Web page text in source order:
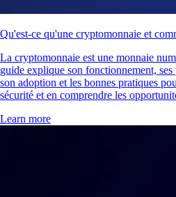
Qu'est-ce qu'une cryptomonnaie et
La cryptomonnaie est une monnaie
guide explique son fonctionnement,
son adoption et les bonnes pratiques
sécurité et en comprendre les
Learn more